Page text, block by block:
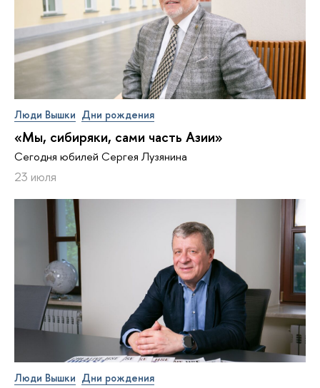
Люди Вышки Дни рождения
«Мы, сибиряки, сами часть Азии»
Сегодня юбилей Сергея Лузянина
23 июля
Люди Вышки Дни рождения